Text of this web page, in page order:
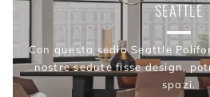
SEATTLE
Con questa sedia Seattle
nostre sedute fisse design,
spazi.